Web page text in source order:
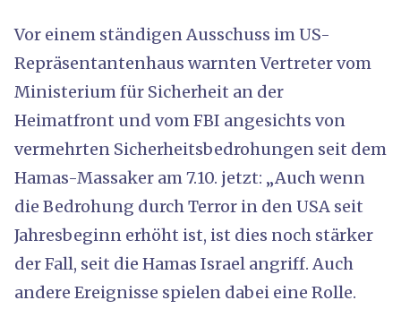
Vor einem ständigen Ausschuss im US-
Repräsentantenhaus warnten Vertreter vom
Ministerium für Sicherheit an der
Heimatfront und vom FBI angesichts von
vermehrten Sicherheitsbedrohungen seit dem
Hamas-Massaker am 7.10. jetzt: „Auch wenn
die Bedrohung durch Terror in den USA seit
Jahresbeginn erhöht ist, ist dies noch stärker
der Fall, seit die Hamas Israel angriff. Auch
andere Ereignisse spielen dabei eine Rolle.